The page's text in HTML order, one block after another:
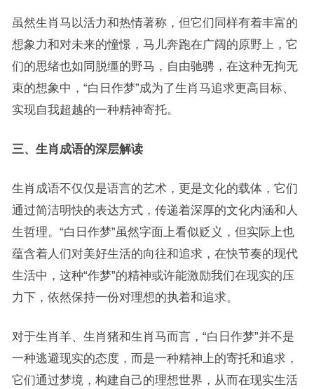
虽然生肖马以活力和热情著称，但它们同样有着丰富的
想象力和对未来的憧憬，马儿奔跑在广阔的原野上，它
们的思绪也如同脱缰的野马，自由驰骋，在这种无拘无
束的想象中，“白日作梦”成为了生肖马追求更高目标、
实现自我超越的一种精神寄托。
三、生肖成语的深层解读
生肖成语不仅仅是语言的艺术，更是文化的载体，它们
通过简洁明快的表达方式，传递着深厚的文化内涵和人
生哲理。“白日作梦”虽然字面上看似贬义，但实际上也
蕴含着人们对美好生活的向往和追求，在快节奏的现代
生活中，这种“作梦”的精神或许能激励我们在现实的压
力下，依然保持一份对理想的执着和追求。
对于生肖羊、生肖猪和生肖马而言，“白日作梦”并不是
一种逃避现实的态度，而是一种精神上的寄托和追求，
它们通过梦境，构建自己的理想世界，从而在现实生活